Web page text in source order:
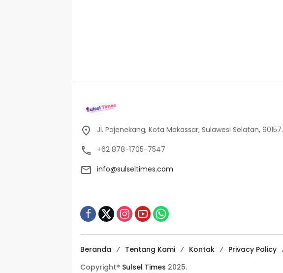
Jl. Pajenekang, Kota Makassar, Sulawesi Selatan, 90157.
+62 878-1705-7547
info@sulseltimes.com
Beranda Tentang Kami Kontak Privacy Policy
Copyright® Sulsel Times 2025.